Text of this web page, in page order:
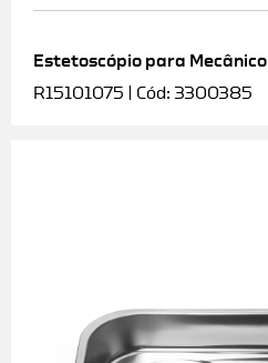
Estetoscópio para Mecânico
R15101075 | Cód: 3300385